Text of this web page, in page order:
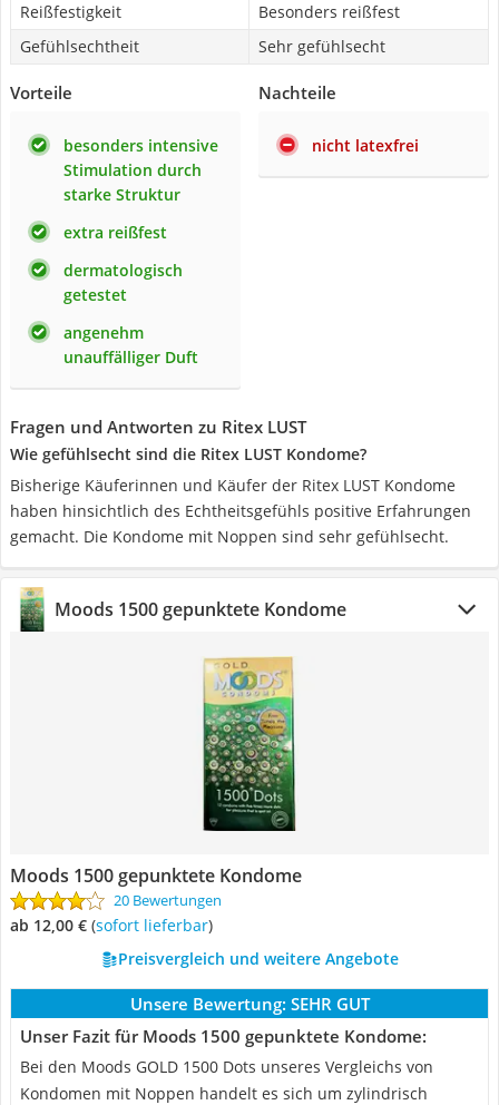
Reißfestigkeit
Besonders reißfest
Gefühlsechtheit
Sehr gefühlsecht
Vorteile
besonders intensive
Stimulation durch
starke Struktur
extra reißfest
dermatologisch
getestet
angenehm
unauffälliger Duft
Nachteile
nicht latexfrei
Fragen und Antworten zu Ritex LUST
Wie gefühlsecht sind die Ritex LUST Kondome?
Bisherige Käuferinnen und Käufer der Ritex LUST Kondome
haben hinsichtlich des Echtheitsgefühls positive Erfahrungen
gemacht. Die Kondome mit Noppen sind sehr gefühlsecht.
Moods 1500 gepunktete Kondome
Moods 1500 gepunktete Kondome
20 Bewertungen
ab 12,00 € ( Sofort lieferbar)
Preisvergleich und weitere Angebote
Unsere Bewertung: SEHR GUT
Unser Fazit für Moods 1500 gepunktete Kondome:
Bei den Moods GOLD 1500 Dots unseres Vergleichs von
Kondomen mit Noppen handelt es sich um zylindrisch